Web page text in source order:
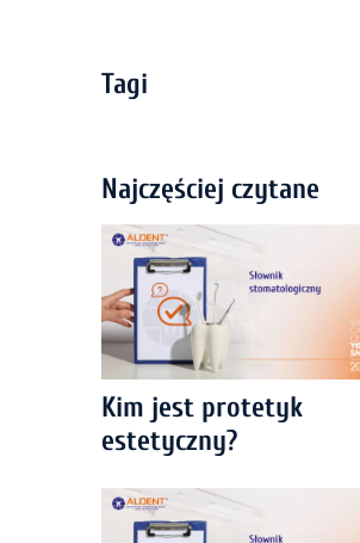
Tagi
Najczęściej czytane
Kim jest protetyk
estetyczny?